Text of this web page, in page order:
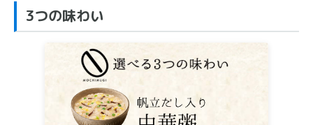
3つの味わい